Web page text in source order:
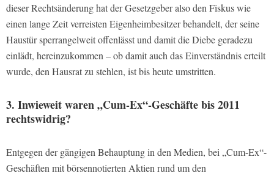
dieser Rechtsänderung hat der Gesetzgeber also den Fiskus wie
einen lange Zeit verreisten Eigenheimbesitzer behandelt, der seine
Haustür sperrangelweit offenlässt und damit die Diebe geradezu
einlädt, hereinzukommen – ob damit auch das Einverständnis erteilt
wurde, den Hausrat zu stehlen, ist bis heute umstritten.
3. Inwieweit waren „Cum-Ex“-Geschäfte bis 2011
rechtswidrig?
Entgegen der gängigen Behauptung in den Medien, bei „Cum-Ex“-
Geschäften mit börsennotierten Aktien rund um den